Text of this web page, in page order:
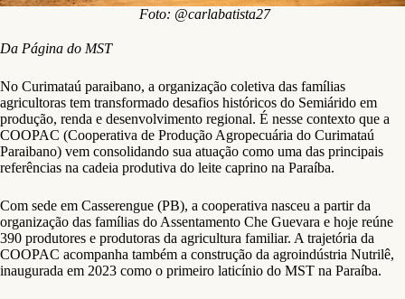
Foto: @carlabatista27
Da Página do MST
No Curimataú paraibano, a organização coletiva das famílias
agricultoras tem transformado desafios históricos do Semiárido em
produção, renda e desenvolvimento regional. É nesse contexto que a
COOPAC (Cooperativa de Produção Agropecuária do Curimataú
Paraibano) vem consolidando sua atuação como uma das principais
referências na cadeia produtiva do leite caprino na Paraíba.
Com sede em Casserengue (PB), a cooperativa nasceu a partir da
organização das famílias do Assentamento Che Guevara e hoje reúne
390 produtores e produtoras da agricultura familiar. A trajetória da
COOPAC acompanha também a construção da agroindústria Nutrilê,
inaugurada em 2023 como o primeiro laticínio do MST na Paraíba.